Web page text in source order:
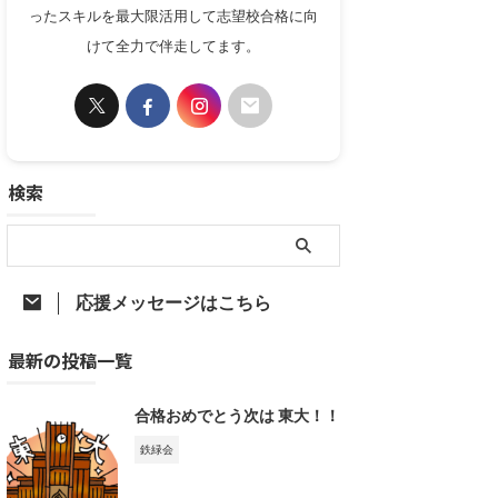
ったスキルを最大限活用して志望校合格に向
けて全力で伴走してます。
検索
応援メッセージはこちら
最新の投稿一覧
合格おめでとう次は 東大！！
鉄緑会